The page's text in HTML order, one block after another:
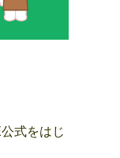
式をはじ